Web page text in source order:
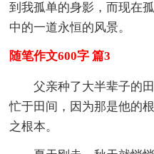
到我孤单的身影，而现在
中的一道永恒的风景。
随笔作文600字 篇3
父亲种了大半辈子的
忙于田间，因为那是他的
之根本。